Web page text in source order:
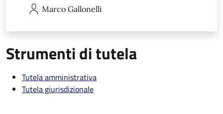
Marco Gallonelli
Strumenti di tutela
Tutela amministrativa
Tutela giurisdizionale